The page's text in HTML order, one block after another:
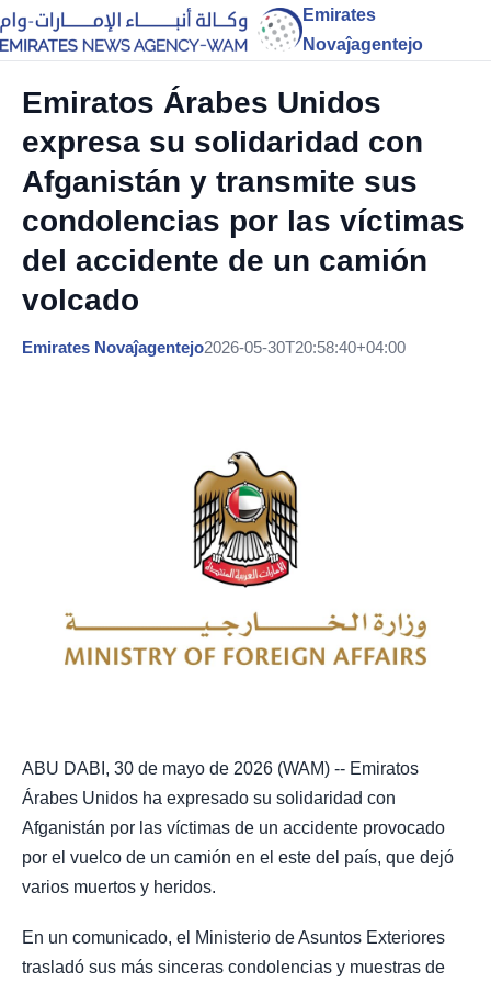
Emirates
Novaĵagentejo
Emiratos Árabes Unidos
expresa su solidaridad con
Afganistán y transmite sus
condolencias por las víctimas
del accidente de un camión
volcado
Emirates Novaĵagentejo2026-05-30T20:58:40+04:00
ABU DABI, 30 de mayo de 2026 (WAM) -- Emiratos
Árabes Unidos ha expresado su solidaridad con
Afganistán por las víctimas de un accidente provocado
por el vuelco de un camión en el este del país, que dejó
varios muertos y heridos.
En un comunicado, el Ministerio de Asuntos Exteriores
trasladó sus más sinceras condolencias y muestras de